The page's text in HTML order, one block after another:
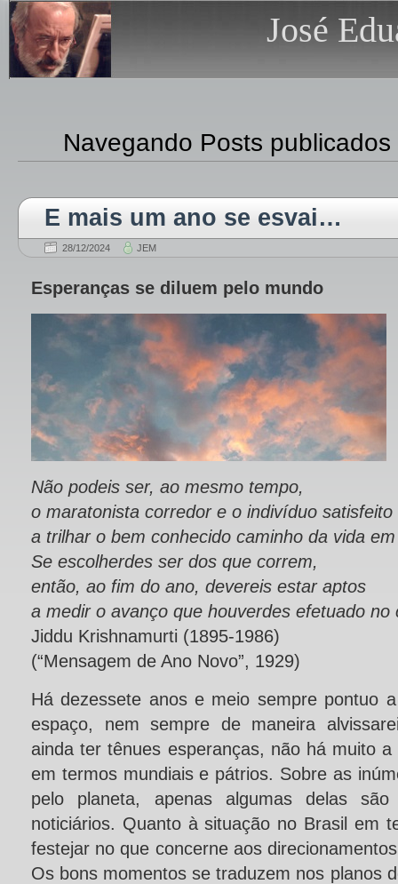
José
Navegando Posts
E mais um ano se esvai…
28/12/2024 JEM
Esperanças se diluem pelo mundo
Não podeis ser, ao mesmo tempo,
o maratonista corredor e o indivíduo
a trilhar o bem conhecido caminho da vida
Se escolherdes ser dos que correm,
então, ao fim do ano, devereis estar aptos
a medir o avanço que houverdes efetuado no
Jiddu Krishnamurti (1895-1986)
(“Mensagem de Ano Novo”, 1929)
Há dezessete anos e meio sempre pontuo
espaço, nem sempre de maneira
ainda ter tênues esperanças, não há muito
em termos mundiais e pátrios. Sobre as
pelo planeta, apenas algumas delas
noticiários. Quanto à situação no Brasil em
festejar no que concerne aos
Os bons momentos se traduzem nos planos